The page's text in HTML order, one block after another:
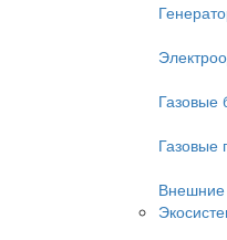
Газовые
Газовые
Внешние